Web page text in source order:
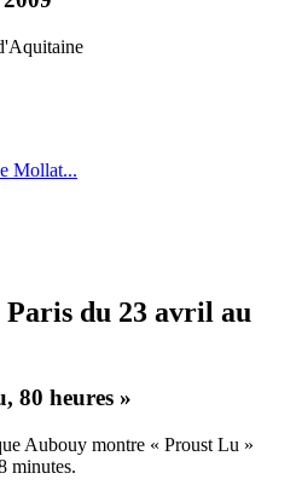
Mollat...
du 23 avril au
80 heures »
Aubouy montre « Proust Lu »
minutes.